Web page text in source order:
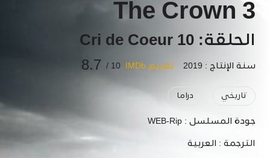
The Crown 3
الحلقة: 10 Cri de Coeur
سنة الإنتاج : 2019 تقييم IMDb 10 /
8.7
تاريخي دراما
جودة المسلسل : WEB-Rip
الترجمة : العربية